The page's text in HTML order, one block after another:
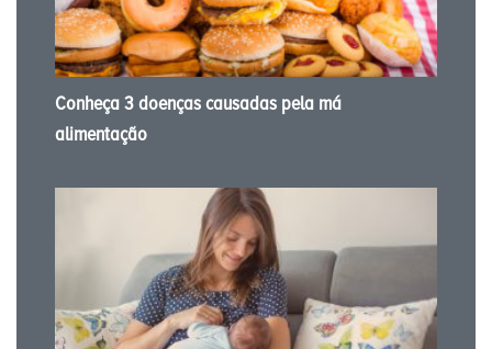
Conheça 3 doenças causadas pela má
alimentação